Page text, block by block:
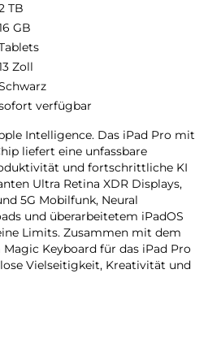
TB
GB
Zoll
verfügbar
Intelligence. Das iPad Pro mit
liefert eine unfassbare
und fortschrittliche KI
Ultra Retina XDR Displays,
5G Mobilfunk, Neural
und überarbeitetem iPadOS
Limits. Zusammen mit dem
Keyboard für das iPad Pro
Vielseitigkeit, Kreativität und
Geschwindigkeit und
und Neural